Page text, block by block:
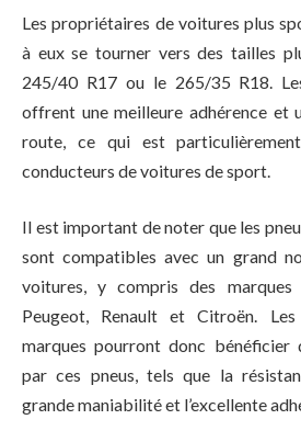
Les propriétaires de voitures plus
à eux se tourner vers des tailles
245/40 R17 ou le 265/35 R18.
offrent une meilleure adhérence et
route, ce qui est
conducteurs de voitures de sport.
Il est important de noter que les
sont compatibles avec un grand
voitures, y compris des marques
Peugeot, Renault et Citroën.
marques pourront donc bénéficier
par ces pneus, tels que la
grande maniabilité et l’excellente